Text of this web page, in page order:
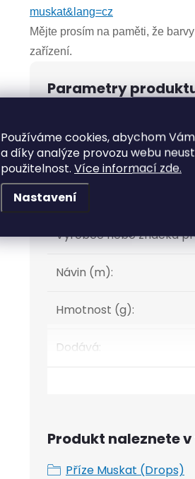
Používáme cookies, abychom
a díky analýze provozu webu
použitelnost. Více informací zde.
Nastavení
muskat&lang=cz
Mějte prosím na paměti, že
zařízení.
Parametry
Barva:
? Materiál
Výrobce nebo značka
Návin (m):
Hmotnost (g):
Dodává:
Produkt naleznete
Příze Muskat (Drops)